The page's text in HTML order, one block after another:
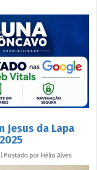
Jesus da Lapa
Postado por Hélio Alves